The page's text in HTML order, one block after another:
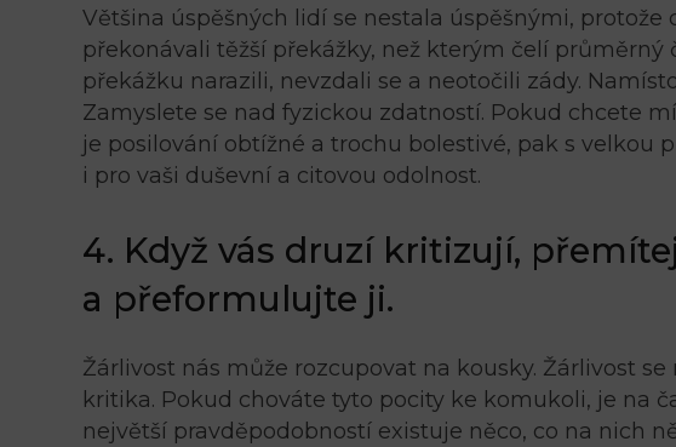
Většina úspěšných lidí se nestala úspěšnými, protože
překonávali těžší překážky, než kterým čelí průměrný
překážku narazili, nevzdali se a neotočili zády.
Zamyslete se nad fyzickou zdatností. Pokud chcete
je posilování obtížné a trochu bolestivé, pak s velkou
i pro vaši duševní a citovou odolnost.
4. Když vás druzí kritizují,
a přeformulujte ji.
Žárlivost nás může rozcupovat na kousky. Žárlivost
kritika. Pokud chováte tyto pocity ke komukoli, je na
největší pravděpodobností existuje něco, co na nich